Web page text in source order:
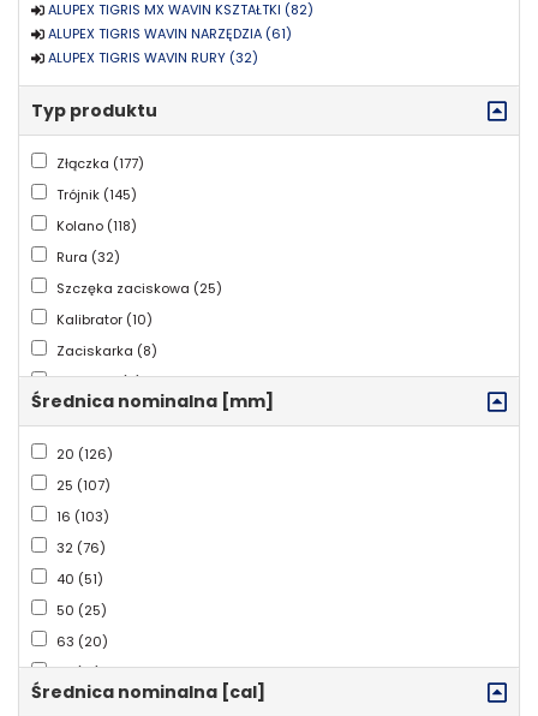
ALUPEX TIGRIS MX WAVIN KSZTAŁTKI (82)
ALUPEX TIGRIS WAVIN NARZĘDZIA (61)
ALUPEX TIGRIS WAVIN RURY (32)
Typ produktu
Złączka (177)
Trójnik (145)
Kolano (118)
Rura (32)
Szczęka zaciskowa (25)
Kalibrator (10)
Zaciskarka (8)
Sprężyna (5)
Płytka montażowa (4)
Tuleja (4)
Zaślepka (3)
Zawór (2)
Przyłącze (2)
Uchwyt (2)
Rozwijak (1)
Adapter (1)
Sprężarka (1)
Szczęka (1)
Średnica nominalna [mm]
20 (126)
25 (107)
16 (103)
32 (76)
40 (51)
50 (25)
63 (20)
75 (13)
36 (2)
Średnica nominalna [cal]